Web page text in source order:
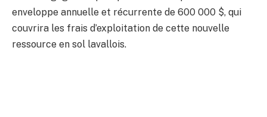
enveloppe annuelle et récurrente de 600 000 $, qui
couvrira les frais d’exploitation de cette nouvelle
ressource en sol lavallois.